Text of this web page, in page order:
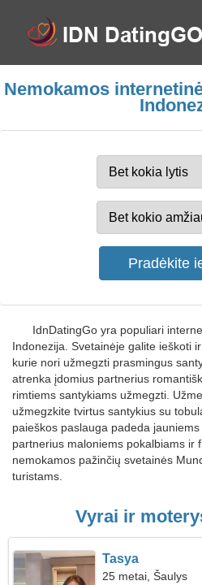
Nemokamos
IdnDatingGo yra populiari
Indonezija. Svetainėje galite ieškoti
kurie nori užmegzti prasmingus
atrenka įdomius partnerius
rimtiems santykiams užmegzti.
užmegzkite tvirtus santykius su
paieškos paslauga padeda
partnerius maloniems pokalbiams ir
nemokamos pažinčių svetainės
turistams.
Vyrai ir
Tasya
25 metai, Šaulys